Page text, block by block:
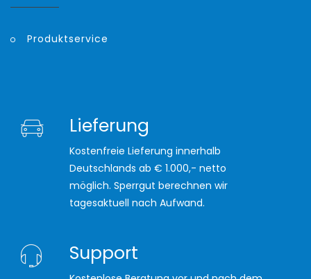
Produktservice
Lieferung
Kostenfreie Lieferung innerhalb
Deutschlands ab € 1.000,- netto
möglich. Sperrgut berechnen wir
tagesaktuell nach Aufwand.
Support